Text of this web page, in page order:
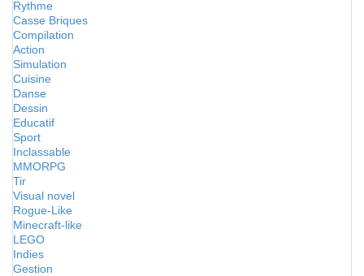
Rythme
Casse Briques
Compilation
Action
Simulation
Cuisine
Danse
Dessin
Educatif
Sport
Inclassable
MMORPG
Tir
Visual novel
Rogue-Like
Minecraft-like
LEGO
Indies
Gestion